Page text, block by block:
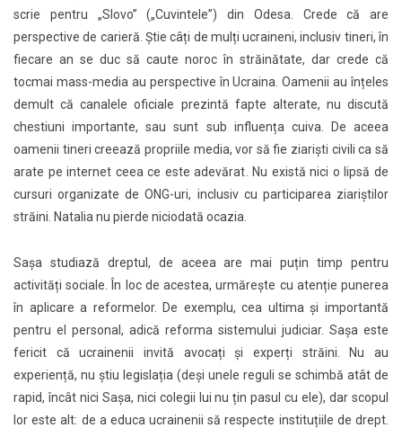
scrie pentru „Slovo” („Cuvintele”) din Odesa. Crede că are
perspective de carieră. Știe câți de mulți ucraineni, inclusiv tineri, în
fiecare an se duc să caute noroc în străinătate, dar crede că
tocmai mass-media au perspective în Ucraina. Oamenii au înțeles
demult că canalele oficiale prezintă fapte alterate, nu discută
chestiuni importante, sau sunt sub influența cuiva. De aceea
oamenii tineri creează propriile media, vor să fie ziariști civili ca să
arate pe internet ceea ce este adevărat. Nu există nici o lipsă de
cursuri organizate de ONG-uri, inclusiv cu participarea ziariștilor
străini. Natalia nu pierde niciodată ocazia.
Sașa studiază dreptul, de aceea are mai puțin timp pentru
activități sociale. În loc de acestea, urmărește cu atenție punerea
în aplicare a reformelor. De exemplu, cea ultima și importantă
pentru el personal, adică reforma sistemului judiciar. Sașa este
fericit că ucrainenii invită avocați și experți străini. Nu au
experiență, nu știu legislația (deși unele reguli se schimbă atât de
rapid, încât nici Sașa, nici colegii lui nu țin pasul cu ele), dar scopul
lor este alt: de a educa ucrainenii să respecte instituțiile de drept.